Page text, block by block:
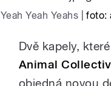
Yeah Yeah Yeahs foto:
Dvě kapely,
Animal
objedná novou